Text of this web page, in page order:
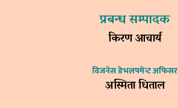
प्रबन्ध सम्पादक
किरण आचार्य
विजनेस डेभलपमेन्ट अफिसर
अस्मिता धिताल